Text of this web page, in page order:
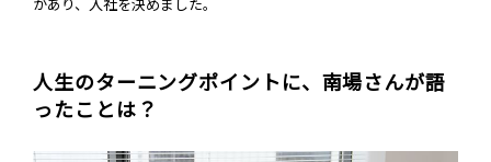
があり、入社を決めました。
人生のターニングポイントに、南場さんが語
ったことは？